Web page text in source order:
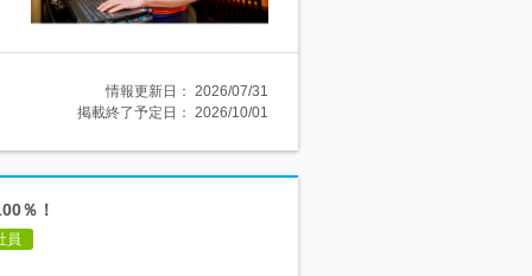
情報更新日： 2026/07/31
掲載終了予定日： 2026/10/01
％！
員